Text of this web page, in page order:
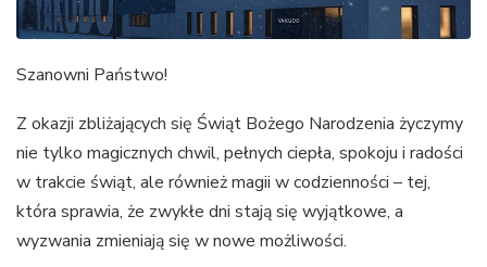
Szanowni Państwo!
Z okazji zbliżających się Świąt Bożego Narodzenia życzymy
nie tylko magicznych chwil, pełnych ciepła, spokoju i radości
w trakcie świąt, ale również magii w codzienności – tej,
która sprawia, że zwykłe dni stają się wyjątkowe, a
wyzwania zmieniają się w nowe możliwości.